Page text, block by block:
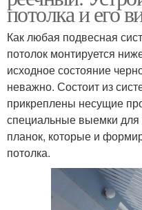
потолка и его
Как любая подвесная
потолок монтируется
исходное состояние
неважно. Состоит из
прикреплены несущие
специальные выемки
планок, которые и
потолка.